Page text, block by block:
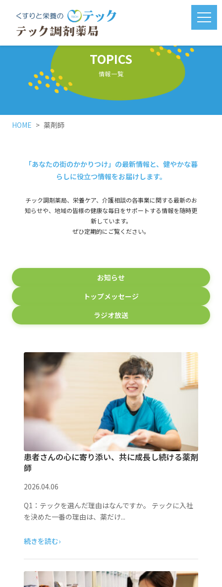
メニ
TOPICS
情報一覧
HOME 薬剤師
「あなたの街のかかりつけ」の最新情報と、健やかな暮
らしに役立つ情報をお届けします。
チック調剤薬局、栄養ケア、介護相談の各事業に関する最新のお
知らせや、地域の皆様の健康な毎日をサポートする情報を随時更
新しています。
ぜひ定期的にご覧ください。
お知らせ
トップメッセージ
ラジオ放送
患者さんの心に寄り添い、共に成長し続ける薬剤
師
2026.04.06
Q1：テックを選んだ理由はなんですか。 テックに入社
を決めた一番の理由は、薬だけ...
続きを読む›